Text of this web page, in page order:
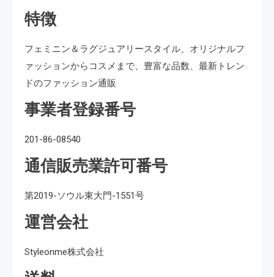
特徴
フェミニン＆ラグジュアリースタイル、オリジナルフ
ァッションからコスメまで、豊富な品数、最新トレン
ドのファッション通販
事業者登録番号
201-86-08540
通信販売業許可番号
第2019-ソウル東大門-1551号
運営会社
Styleonme株式会社